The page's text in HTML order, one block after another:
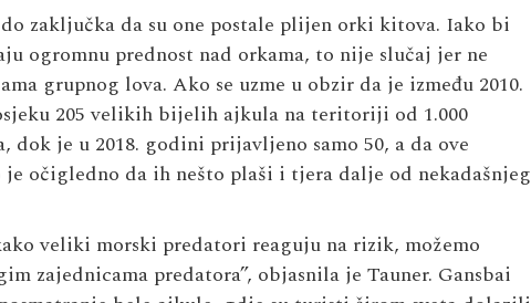
zaključka da su one postale plijen orki kitova. Iako bi
ogromnu prednost nad orkama, to nije slučaj jer ne
grupnog lova. Ako se uzme u obzir da je između 2010.
205 velikih bijelih ajkula na teritoriji od 1.000
je u 2018. godini prijavljeno samo 50, a da ove
očigledno da ih nešto plaši i tjera dalje od nekadašnjeg
veliki morski predatori reaguju na rizik, možemo
zajednicama predatora”, objasnila je Tauner. Gansbai